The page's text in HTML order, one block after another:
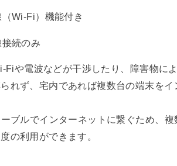
Wi-Fi）機能付き
続のみ
Fiや電波などが干渉したり、障害物に
れず、宅内であれば複数台の端末を
ブルでインターネットに繋ぐため、複
の利用ができます。